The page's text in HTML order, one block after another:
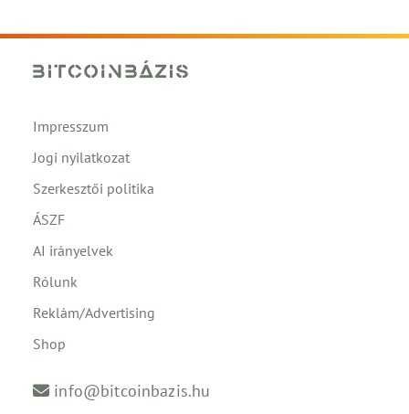
Impresszum
Jogi nyilatkozat
Szerkesztői politika
ÁSZF
AI irányelvek
Rólunk
Reklám/Advertising
Shop
info@bitcoinbazis.hu